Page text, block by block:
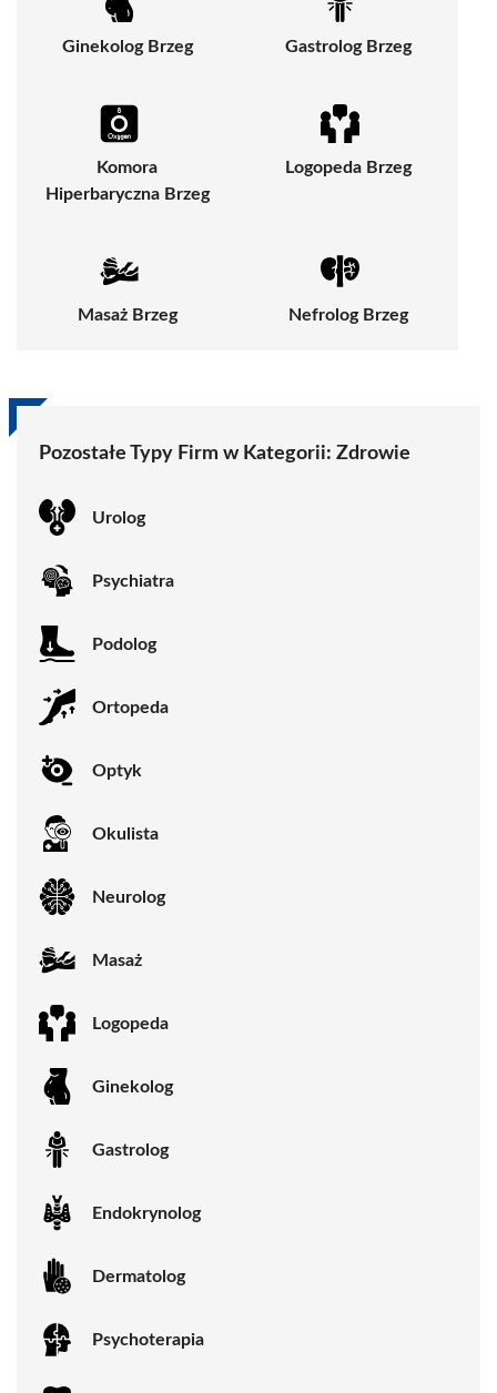
Ginekolog Brzeg Gastrolog Brzeg
Komora
Hiperbaryczna Brzeg
Logopeda Brzeg
Masaż Brzeg Nefrolog Brzeg
Pozostałe Typy Firm w Kategorii: Zdrowie
Urolog
Psychiatra
Podolog
Ortopeda
Optyk
Okulista
Neurolog
Masaż
Logopeda
Ginekolog
Gastrolog
Endokrynolog
Dermatolog
Psychoterapia